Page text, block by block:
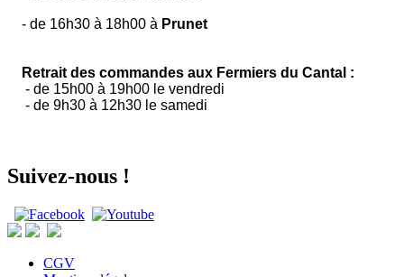
- de 16h30 à 18h00 à Prunet
Retrait des commandes aux Fermiers du Cantal :
- de 15h00 à 19h00 le vendredi
- de 9h30 à 12h30 le samedi
Suivez-nous !
CGV